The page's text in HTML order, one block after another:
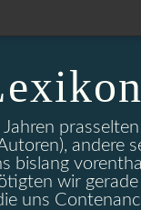
Jahren
andere
bislang
wir
uns